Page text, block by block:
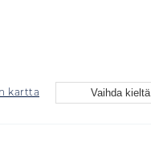
kartta Vaihda kieltä